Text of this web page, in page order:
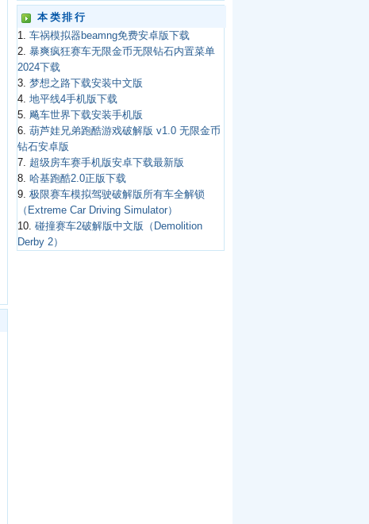
本类排行
1. 车祸模拟器beamng免费安卓版下载
2. 暴爽疯狂赛车无限金币无限钻石内置菜单
2024下载
3. 梦想之路下载安装中文版
4. 地平线4手机版下载
5. 飚车世界下载安装手机版
6. 葫芦娃兄弟跑酷游戏破解版 v1.0 无限金币
钻石安卓版
7. 超级房车赛手机版安卓下载最新版
8. 哈基跑酷2.0正版下载
9. 极限赛车模拟驾驶破解版所有车全解锁
（Extreme Car Driving Simulator）
10. 碰撞赛车2破解版中文版（Demolition
Derby 2）